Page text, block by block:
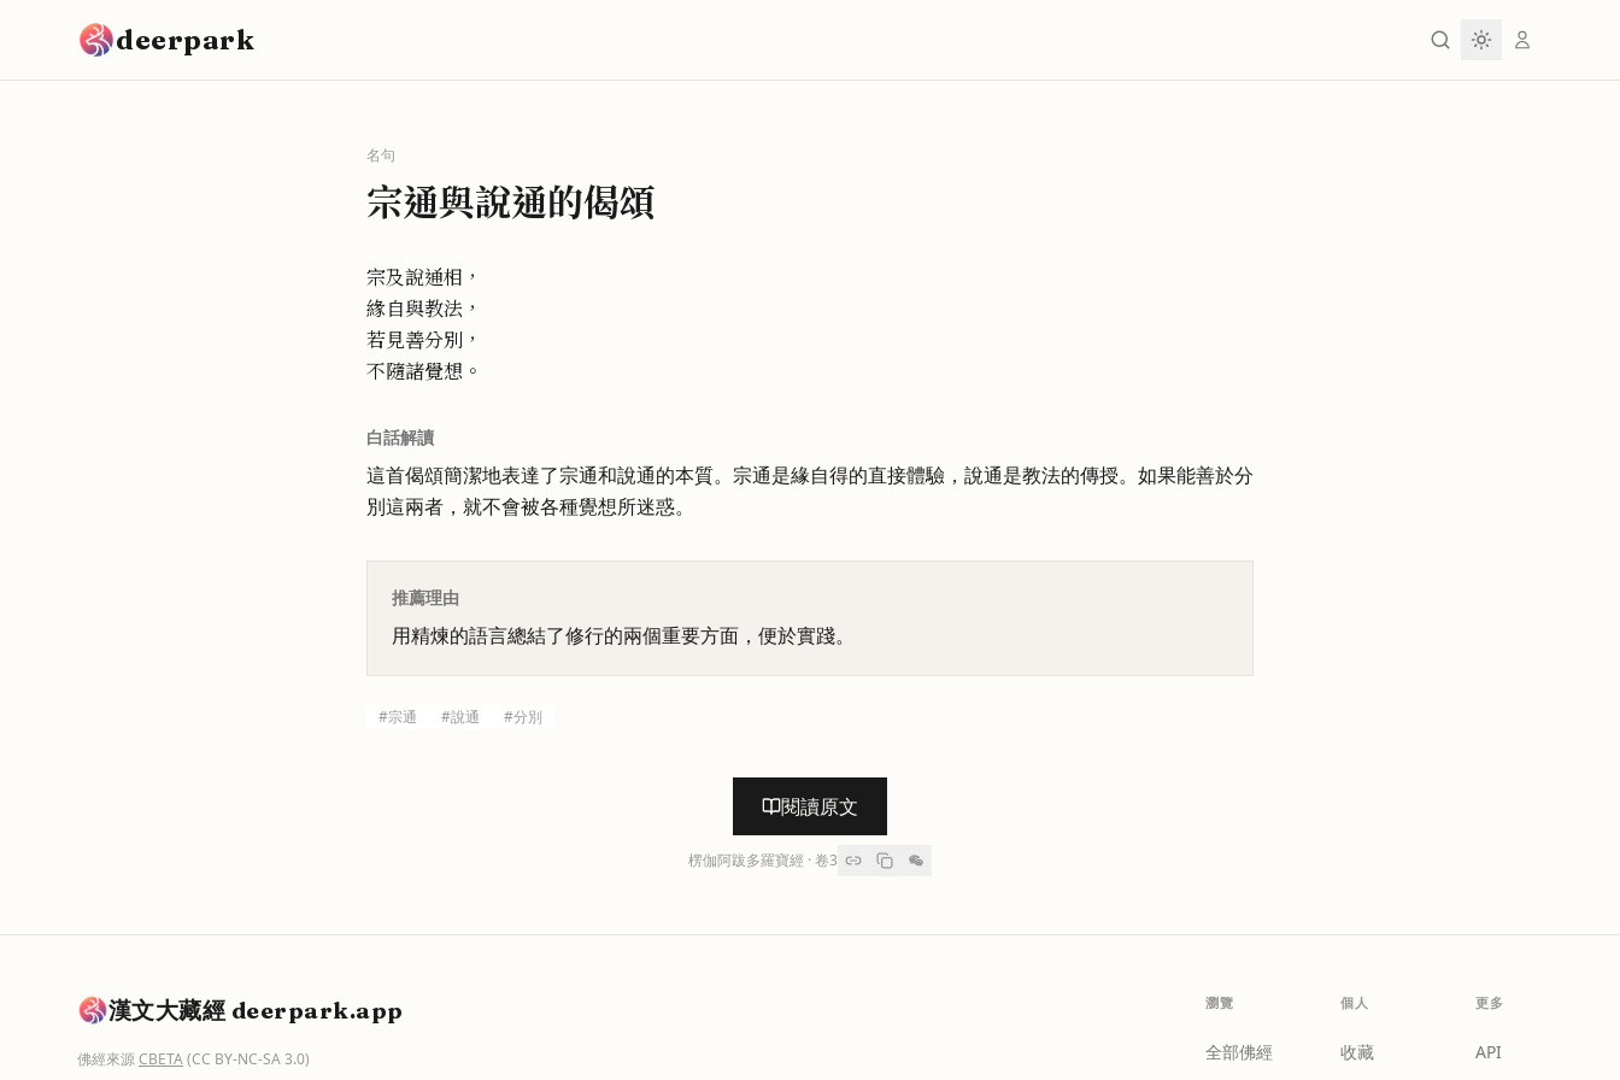
deerpark
名句
宗通與說通的偈頌
宗及說通相，
緣自與教法，
若見善分別，
不隨諸覺想。
白話解讀
這首偈頌簡潔地表達了宗通和說通的本質。宗通是緣自得的直接體驗，說通是教法的傳授。如果能善於分
別這兩者，就不會被各種覺想所迷惑。
推薦理由
用精煉的語言總結了修行的兩個重要方面，便於實踐。
#宗通 #說通 #分別
閱讀原文
楞伽阿跋多羅寶經 · 卷3
漢文大藏經 deerpark.app
佛經來源CBETA(CC BY-NC-SA 3.0)
瀏覽
全部佛經
個人
收藏
更多
API